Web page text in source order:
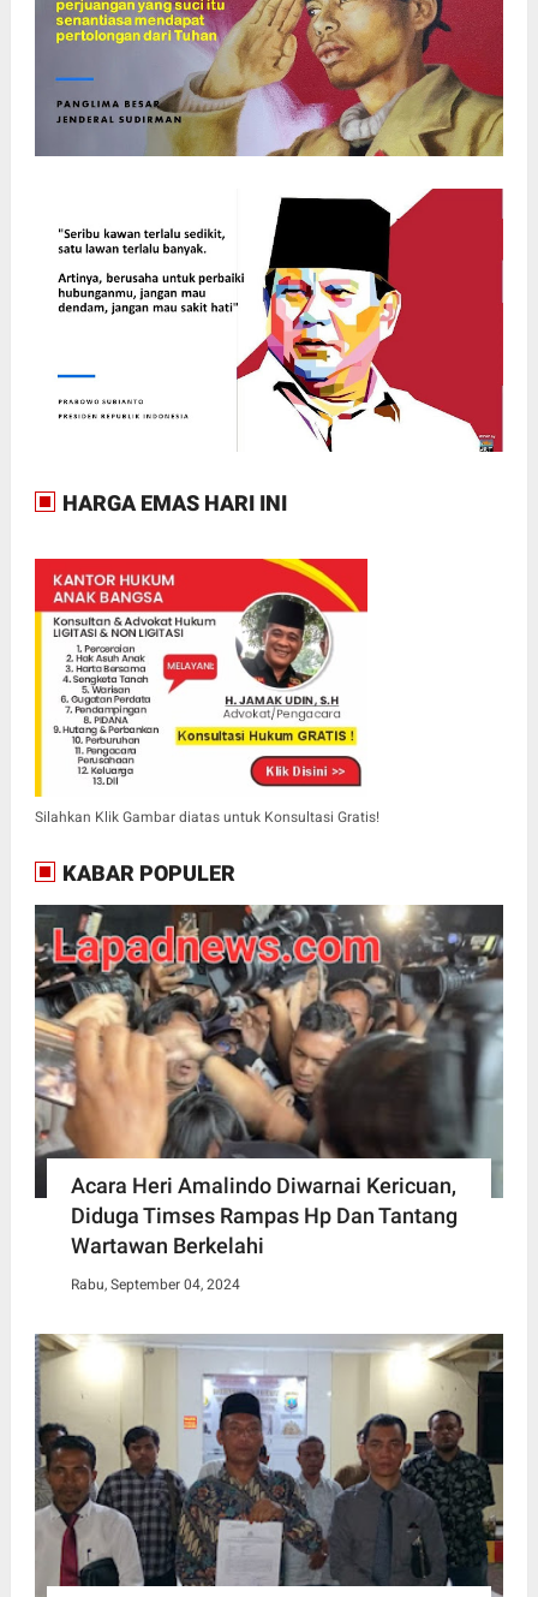
HARGA EMAS HARI INI
Silahkan Klik Gambar diatas untuk Konsultasi Gratis!
KABAR POPULER
Acara Heri Amalindo Diwarnai Kericuan,
Diduga Timses Rampas Hp Dan Tantang
Wartawan Berkelahi
Rabu, September 04, 2024